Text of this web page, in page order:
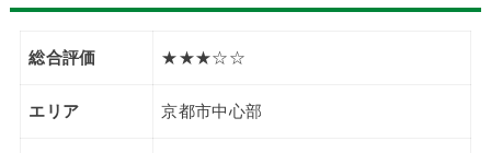
総合評価 ★★★☆☆
エリア 京都市中心部